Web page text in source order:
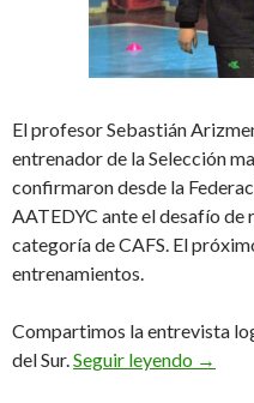
El profesor Sebastián
entrenador de la Selección
confirmaron desde la
AATEDYC ante el desafío de
categoría de CAFS. El
entrenamientos.
Compartimos la entrevista
del Sur.Seguir leyendo →